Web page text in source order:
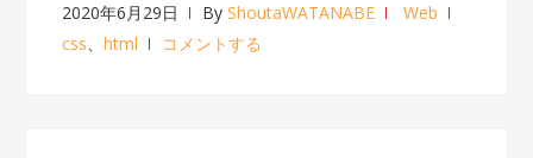
2020年6月29日 ByShoutaWATANABE
Web
css、html コメントする